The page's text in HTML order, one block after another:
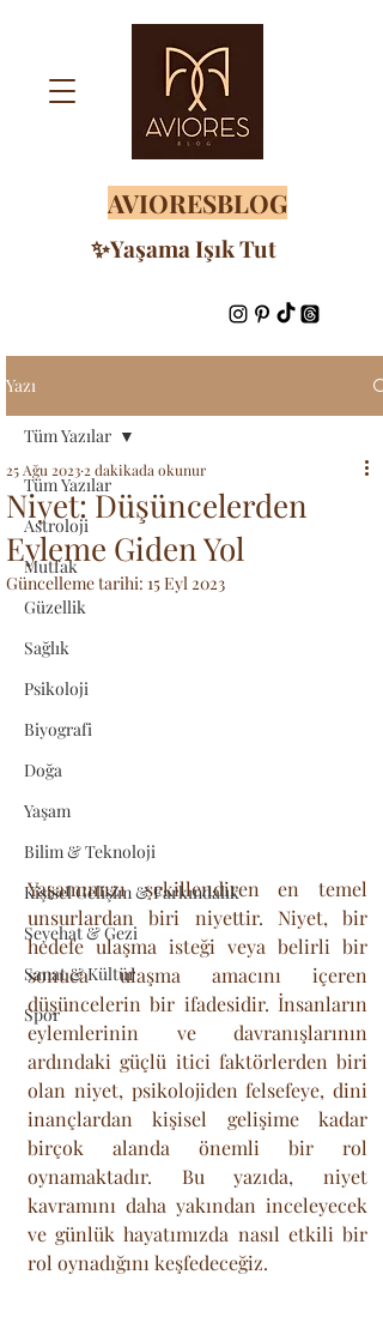
AVIORESBLOG
✨Yaşama Işık Tut
Yazı
Tüm Yazılar
Astroloji
Mutfak
Güzellik
Sağlık
Psikoloji
Biyografi
Doğa
Yaşam
Bilim & Teknoloji
Kişisel Gelişim & Farkındalık
Seyehat & Gezi
Sanat & Kültür
Spor
Tüm Yazılar
Niyet: Düşüncelerden
Eyleme Giden Yol
25 Ağu 2023 2 dakikada okunur
Güncelleme tarihi: 15 Eyl 2023
Yaşamımızı şekillendiren en temel
unsurlardan biri niyettir. Niyet, bir
hedefe ulaşma isteği veya belirli bir
sonuca ulaşma amacını içeren
düşüncelerin bir ifadesidir. İnsanların
eylemlerinin ve davranışlarının
ardındaki güçlü itici faktörlerden biri
olan niyet, psikolojiden felsefeye, dini
inançlardan kişisel gelişime kadar
birçok alanda önemli bir rol
oynamaktadır. Bu yazıda, niyet
kavramını daha yakından inceleyecek
ve günlük hayatımızda nasıl etkili bir
rol oynadığını keşfedeceğiz.